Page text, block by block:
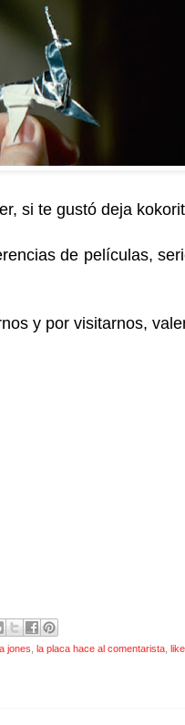
si te gustó deja
de películas,
y por visitarnos,
jones la placa hace al comentarista